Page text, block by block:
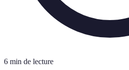
6 min de lecture